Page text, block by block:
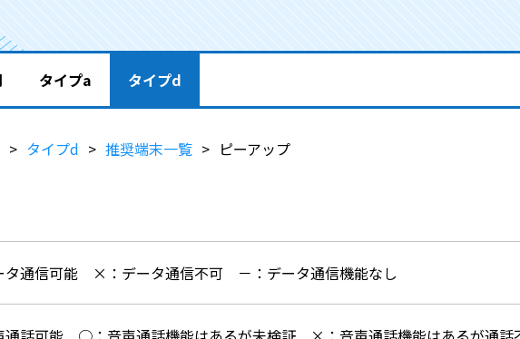
タイプa タイプd
タイプd 推奨端末一覧 ピーアップ
通信可能 ×：データ通信不可 －：データ通信機能なし